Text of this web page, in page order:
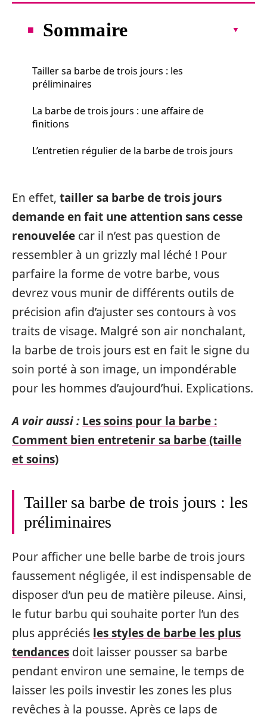
Sommaire
Tailler sa barbe de trois jours : les
préliminaires
La barbe de trois jours : une affaire de
finitions
L’entretien régulier de la barbe de trois jours
En effet, tailler sa barbe de trois jours
demande en fait une attention sans cesse
renouvelée car il n’est pas question de
ressembler à un grizzly mal léché ! Pour
parfaire la forme de votre barbe, vous
devrez vous munir de différents outils de
précision afin d’ajuster ses contours à vos
traits de visage. Malgré son air nonchalant,
la barbe de trois jours est en fait le signe du
soin porté à son image, un impondérable
pour les hommes d’aujourd’hui. Explications.
A voir aussi : Les soins pour la barbe :
Comment bien entretenir sa barbe (taille
et soins)
Tailler sa barbe de trois jours : les
préliminaires
Pour afficher une belle barbe de trois jours
faussement négligée, il est indispensable de
disposer d’un peu de matière pileuse. Ainsi,
le futur barbu qui souhaite porter l’un des
plus appréciés les styles de barbe les plus
tendances doit laisser pousser sa barbe
pendant environ une semaine, le temps de
laisser les poils investir les zones les plus
revêches à la pousse. Après ce laps de